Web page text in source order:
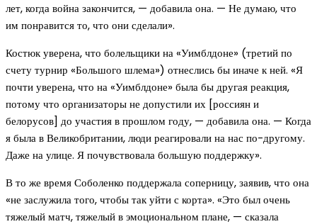
лет, когда война закончится, — добавила она. — Не думаю, что
им понравится то, что они сделали».
Костюк уверена, что болельщики на «Уимблдоне» (третий по
счету турнир «Большого шлема») отнеслись бы иначе к ней. «Я
почти уверена, что на «Уимблдоне» была бы другая реакция,
потому что организаторы не допустили их [россиян и
белорусов] до участия в прошлом году, — добавила она. — Когда
я была в Великобритании, люди реагировали на нас по-другому.
Даже на улице. Я почувствовала большую поддержку».
В то же время Соболенко поддержала соперницу, заявив, что она
«не заслужила того, чтобы так уйти с корта». «Это был очень
тяжелый матч, тяжелый в эмоциональном плане, — сказала